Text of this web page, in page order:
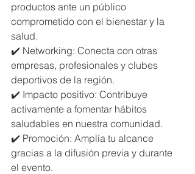
productos ante un público
comprometido con el bienestar y la
salud.
✔️ Networking: Conecta con otras
empresas, profesionales y clubes
deportivos de la región.
✔️ Impacto positivo: Contribuye
activamente a fomentar hábitos
saludables en nuestra comunidad.
✔️ Promoción: Amplía tu alcance
gracias a la difusión previa y durante
el evento.